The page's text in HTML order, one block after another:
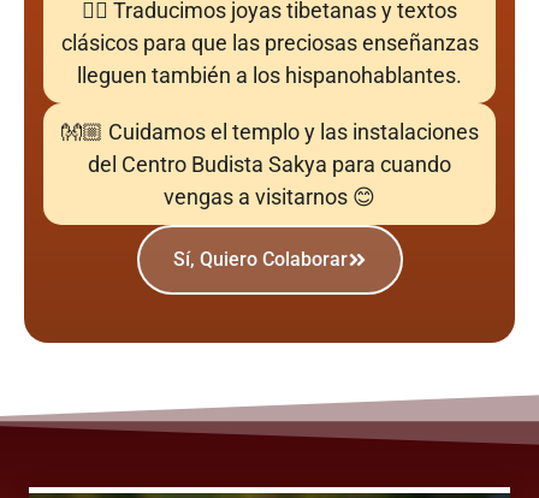
✍🏼 Traducimos joyas tibetanas y textos
clásicos para que las preciosas enseñanzas
lleguen también a los hispanohablantes.
👐🏼 Cuidamos el templo y las instalaciones
del Centro Budista Sakya para cuando
vengas a visitarnos 😊
Sí, Quiero Colaborar